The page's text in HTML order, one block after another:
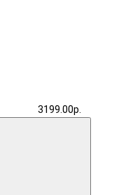
3199.00р.